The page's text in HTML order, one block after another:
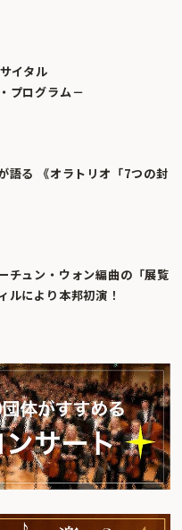
イタル
プログラム－
語る 《オラトリオ「7つの封
チュン・ウォン編曲の「展覧
ルにより本邦初演！